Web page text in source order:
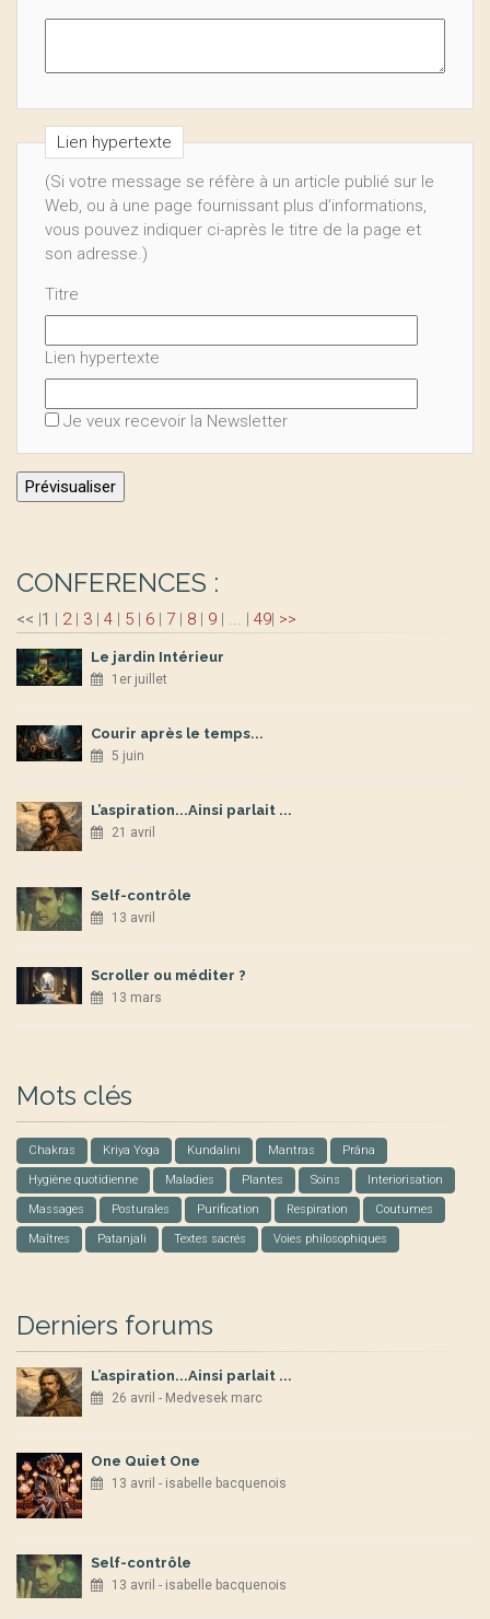
Lien hypertexte
(Si votre message se réfère à un article publié sur le
Web, ou à une page fournissant plus d’informations,
vous pouvez indiquer ci-après le titre de la page et
son adresse.)
Titre
Lien hypertexte
Je veux recevoir la Newsletter
CONFERENCES :
<< |1 | 2| 3 | 4 | 5 | 6 | 7 | 8 | 9 | ... | 49| >>
Le jardin Intérieur
1er juillet
Courir après le temps...
5 juin
L’aspiration...Ainsi parlait ...
21 avril
Self-contrôle
13 avril
Scroller ou méditer ?
13 mars
Mots clés
Chakras Kriya Yoga Kundalini Mantras Prâna
Hygiène quotidienne Maladies Plantes Soins Interiorisation
Massages Posturales Purification Respiration Coutumes
Maîtres Patanjali Textes sacrés Voies philosophiques
Derniers forums
L’aspiration...Ainsi parlait ...
26 avril - Medvesek marc
One Quiet One
13 avril - isabelle bacquenois
Self-contrôle
13 avril - isabelle bacquenois